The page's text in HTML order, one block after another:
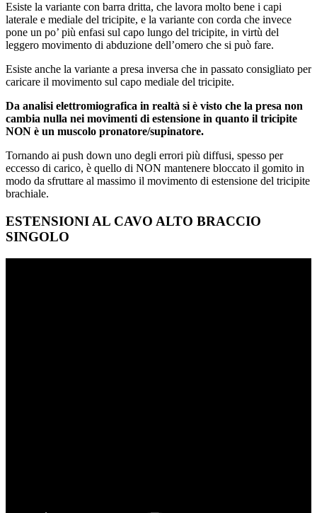
Esiste la variante con barra dritta, che lavora molto bene i capi
laterale e mediale del tricipite, e la variante con corda che invece
pone un po’ più enfasi sul capo lungo del tricipite, in virtù del
leggero movimento di abduzione dell’omero che si può fare.
Esiste anche la variante a presa inversa che in passato consigliato per
caricare il movimento sul capo mediale del tricipite.
Da analisi elettromiografica in realtà si è visto che la presa non
cambia nulla nei movimenti di estensione in quanto il tricipite
NON è un muscolo pronatore/supinatore.
Tornando ai push down uno degli errori più diffusi, spesso per
eccesso di carico, è quello di NON mantenere bloccato il gomito in
modo da sfruttare al massimo il movimento di estensione del tricipite
brachiale.
ESTENSIONI AL CAVO ALTO BRACCIO
SINGOLO